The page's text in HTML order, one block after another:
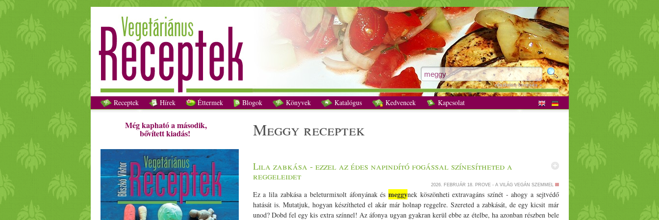
meggy receptek - Vegetáriánus receptek
részletes keresés »
Receptek Hírek Éttermek Blogok Könyvek Katalógus Kedvencek Kapcsolat
Még kapható a második,
bővített kiadás! meggy receptek
Lila zabkása - ezzel az édes napindító fogással színesítheted a
reggeleidet
2026. FEBRUÁR 18. PROVE - A VILÁG VEGÁN SZEMMEL
Ez a lila zabkása a beleturmixolt áfonyának és meggynek köszönheti extravagáns színét - ahogy a sejtvédő
hatását is. Mutatjuk, hogyan készítheted el akár már holnap reggelre. Szereted a zabkását, de egy kicsit már
unod? Dobd fel egy kis extra színnel! Az áfonya ugyan gyakran kerül ebbe az ételbe, ha azonban részben bele